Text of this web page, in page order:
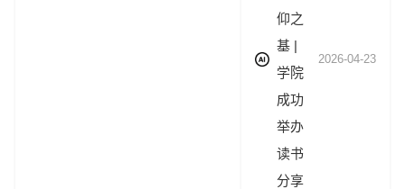
仰之
基 |
学院
成功
举办
读书
分享
2026-04-23